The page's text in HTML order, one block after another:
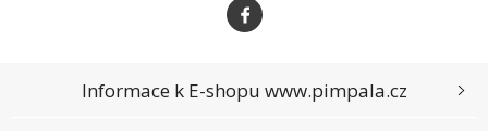
Informace k E-shopu www.pimpala.cz